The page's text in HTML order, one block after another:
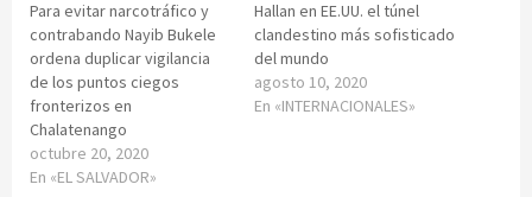
Para evitar narcotráfico y
contrabando Nayib Bukele
ordena duplicar vigilancia
de los puntos ciegos
fronterizos en
Chalatenango
octubre 20, 2020
En «EL SALVADOR»
Hallan en EE.UU. el túnel
clandestino más sofisticado
del mundo
agosto 10, 2020
En «INTERNACIONALES»